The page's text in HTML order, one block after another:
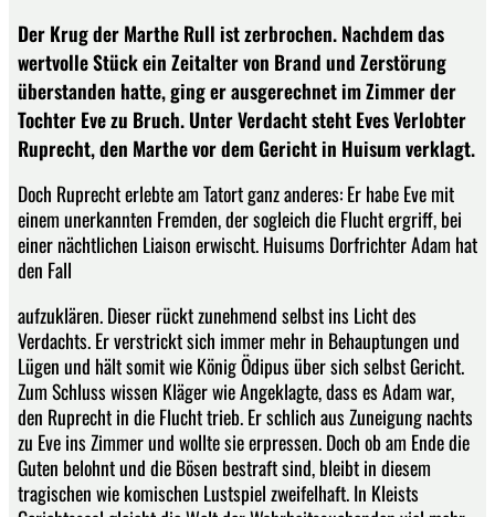
Der Krug der Marthe Rull ist zerbrochen. Nachdem das
wertvolle Stück ein Zeitalter von Brand und Zerstörung
überstanden hatte, ging er ausgerechnet im Zimmer der
Tochter Eve zu Bruch. Unter Verdacht steht Eves Verlobter
Ruprecht, den Marthe vor dem Gericht in Huisum verklagt.
Doch Ruprecht erlebte am Tatort ganz anderes: Er habe Eve mit
einem unerkannten Fremden, der sogleich die Flucht ergriff, bei
einer nächtlichen Liaison erwischt. Huisums Dorfrichter Adam hat
den Fall
aufzuklären. Dieser rückt zunehmend selbst ins Licht des
Verdachts. Er verstrickt sich immer mehr in Behauptungen und
Lügen und hält somit wie König Ödipus über sich selbst Gericht.
Zum Schluss wissen Kläger wie Angeklagte, dass es Adam war,
den Ruprecht in die Flucht trieb. Er schlich aus Zuneigung nachts
zu Eve ins Zimmer und wollte sie erpressen. Doch ob am Ende die
Guten belohnt und die Bösen bestraft sind, bleibt in diesem
tragischen wie komischen Lustspiel zweifelhaft. In Kleists